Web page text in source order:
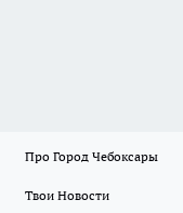
Про Город Чебоксары
Твои Новости